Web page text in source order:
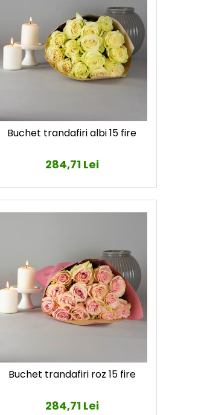
Buchet trandafiri albi 15 fire
284,71 Lei
Buchet trandafiri roz 15 fire
284,71 Lei